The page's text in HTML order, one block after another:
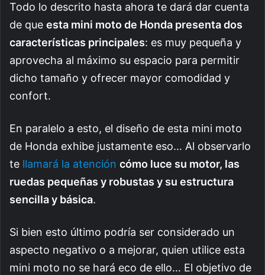
Todo lo descrito hasta ahora te dará dar cuenta
de que esta mini moto de Honda presenta dos
características principales: es muy pequeña y
aprovecha al máximo su espacio para permitir
dicho tamaño y ofrecer mayor comodidad y
confort.
En paralelo a esto, el diseño de esta mini moto
de Honda exhibe justamente eso… Al observarlo
te llamará la atención cómo luce su motor, las
ruedas pequeñas y robustas y su estructura
sencilla y básica.
Si bien esto último podría ser considerado un
aspecto negativo o a mejorar, quien utilice esta
mini moto no se hará eco de ello… El objetivo de